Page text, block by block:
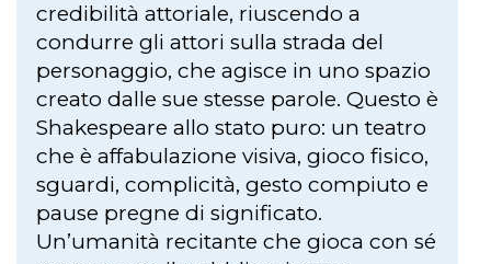
credibilità attoriale, riuscendo a
condurre gli attori sulla strada del
personaggio, che agisce in uno spazio
creato dalle sue stesse parole. Questo è
Shakespeare allo stato puro: un teatro
che è affabulazione visiva, gioco fisico,
sguardi, complicità, gesto compiuto e
pause pregne di significato.
Un’umanità recitante che gioca con sé